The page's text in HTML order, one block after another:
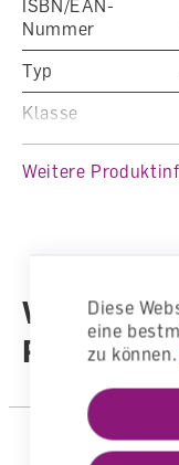
ISBN/EAN-
Nummer
Typ
Klasse
Illustratoren
Anzahl Seiten
Weitere
Weitere
Reihe
Diese
eine
zu können.